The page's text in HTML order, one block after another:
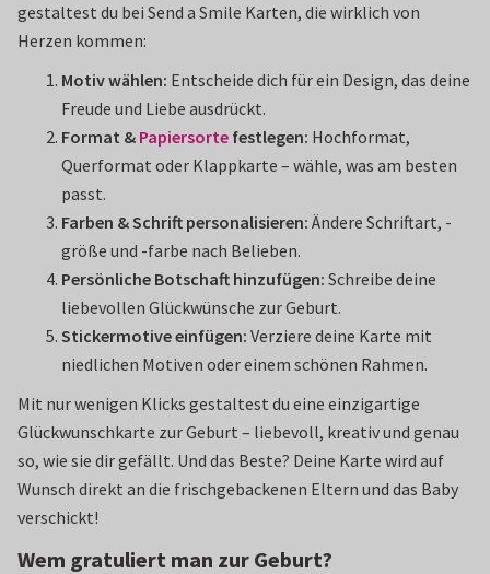
gestaltest du bei Send a Smile Karten, die wirklich von
Herzen kommen:
Motiv wählen: Entscheide dich für ein Design, das deine
Freude und Liebe ausdrückt.
Format & Papiersorte festlegen: Hochformat,
Querformat oder Klappkarte – wähle, was am besten
passt.
Farben & Schrift personalisieren: Ändere Schriftart, -
größe und -farbe nach Belieben.
Persönliche Botschaft hinzufügen: Schreibe deine
liebevollen Glückwünsche zur Geburt.
Stickermotive einfügen: Verziere deine Karte mit
niedlichen Motiven oder einem schönen Rahmen.
Mit nur wenigen Klicks gestaltest du eine einzigartige
Glückwunschkarte zur Geburt – liebevoll, kreativ und genau
so, wie sie dir gefällt. Und das Beste? Deine Karte wird auf
Wunsch direkt an die frischgebackenen Eltern und das Baby
verschickt!
Wem gratuliert man zur Geburt?